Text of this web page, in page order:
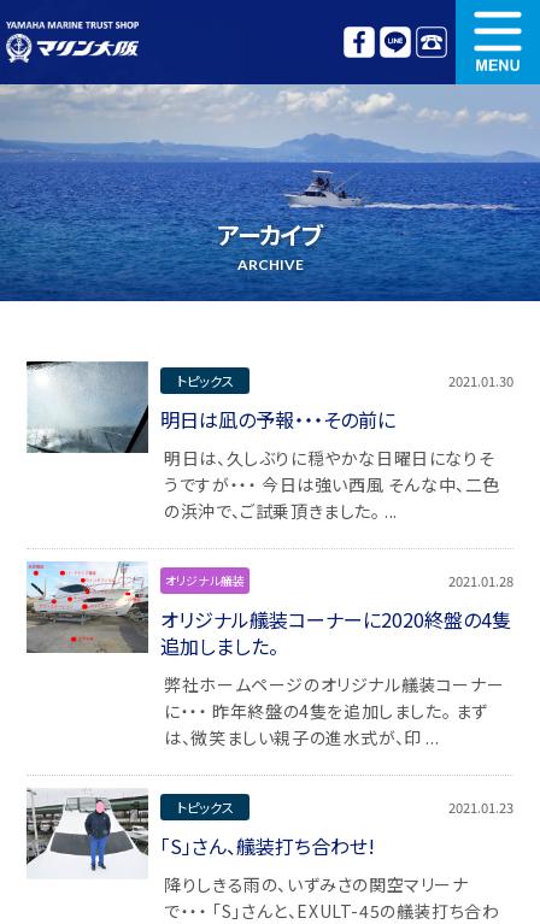
中古艇情報
オリジナル艤装 ボート免許講習
更新講習 クルージング情報
アーカイブ
ARCHIVE
トピックス 2021.01.30
明日は凪の予報・・・その前に
明日は、久しぶりに穏やかな日曜日になりそ
うですが・・・ 今日は強い西風 そんな中、二色
の浜沖で、ご試乗頂きました。 ...
オリジナル艤装 2021.01.28
オリジナル艤装コーナーに2020終盤の4隻
追加しました。
弊社ホームページのオリジナル艤装コーナー
に・・・ 昨年終盤の4隻を追加しました。 まず
は、微笑ましい親子の進水式が、印 ...
トピックス 2021.01.23
「S」さん、艤装打ち合わせ!
降りしきる雨の、いずみさの関空マリーナ
で・・・ 「S」さんと、EXULT-45の艤装打ち合わ